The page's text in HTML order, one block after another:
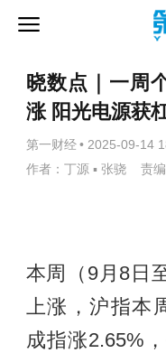
晓数点｜一周
涨 阳光电源获
第一财经 • 2025-09-14
作者：丁源 ▪ 张骁 责
本周（9月8日
上涨，沪指本
成指涨2.65%